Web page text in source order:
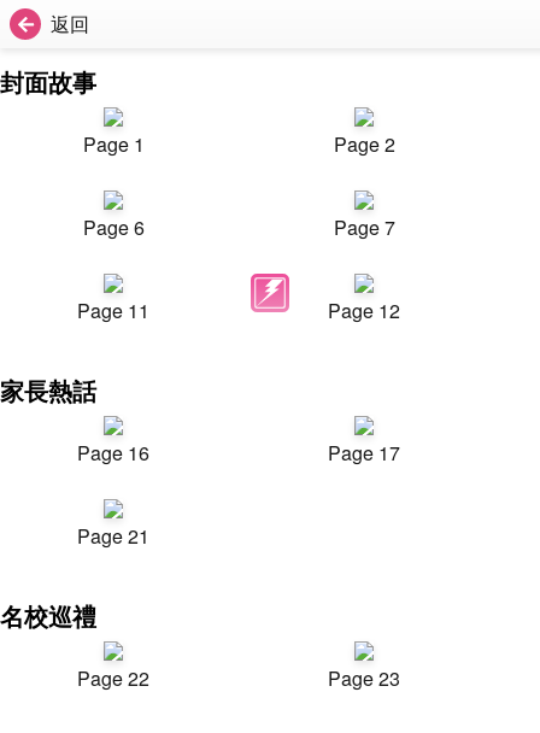
返回
封面故事
Page 1 Page 2
Page 6 Page 7
Page 11 Page 12
家長熱話
Page 16 Page 17
Page 21
名校巡禮
Page 22 Page 23